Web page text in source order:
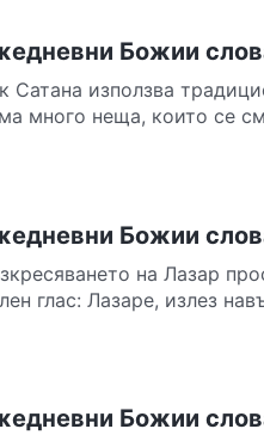
Божии
Сатана използва
много неща, които се
Божии
на Лазар
глас: Лазаре, излез
Божии